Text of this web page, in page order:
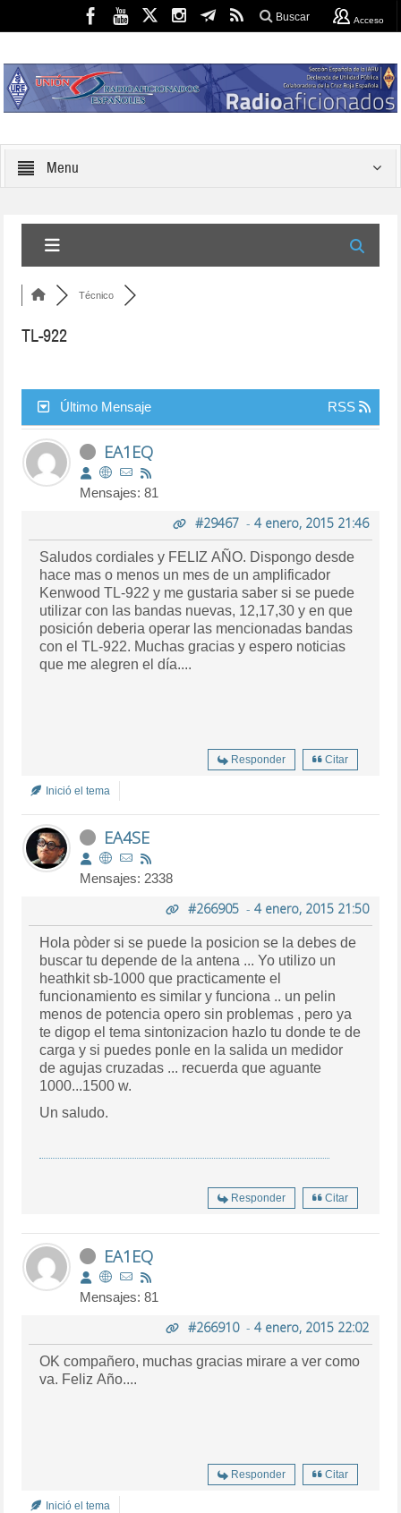
Buscar Acceso
Menu
Técnico
TL-922
Último Mensaje RSS
EA1EQ
Mensajes: 81
#29467- 4 enero, 2015 21:46
Saludos cordiales y FELIZ AÑO. Dispongo desde
hace mas o menos un mes de un amplificador
Kenwood TL-922 y me gustaria saber si se puede
utilizar con las bandas nuevas, 12,17,30 y en que
posición deberia operar las mencionadas bandas
con el TL-922. Muchas gracias y espero noticias
que me alegren el día....
Responder Citar
Inició el tema
EA4SE
Mensajes: 2338
#266905- 4 enero, 2015 21:50
Hola pòder si se puede la posicion se la debes de
buscar tu depende de la antena ... Yo utilizo un
heathkit sb-1000 que practicamente el
funcionamiento es similar y funciona .. un pelin
menos de potencia opero sin problemas , pero ya
te digop el tema sintonizacion hazlo tu donde te de
carga y si puedes ponle en la salida un medidor
de agujas cruzadas ... recuerda que aguante
1000...1500 w.
Un saludo.
Responder Citar
EA1EQ
Mensajes: 81
#266910- 4 enero, 2015 22:02
OK compañero, muchas gracias mirare a ver como
va. Feliz Año....
Responder Citar
Inició el tema